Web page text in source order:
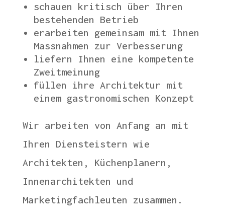
schauen kritisch über Ihren
bestehenden Betrieb
erarbeiten gemeinsam mit Ihnen
Massnahmen zur Verbesserung
liefern Ihnen eine kompetente
Zweitmeinung
füllen ihre Architektur mit
einem gastronomischen Konzept
Wir arbeiten von Anfang an mit
Ihren Diensteistern wie
Architekten, Küchenplanern,
Innenarchitekten und
Marketingfachleuten zusammen.